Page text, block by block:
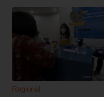
Regional